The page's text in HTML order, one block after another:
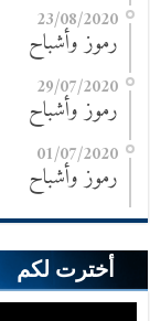
23/08/2020
رموز وأشباح
29/07/2020
رموز وأشباح
01/07/2020
رموز وأشباح
أخترت لكم